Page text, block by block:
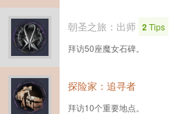
朝圣之旅：出师 2Tips
拜访50座魔女石碑。
探险家：追寻者
拜访10个重要地点。